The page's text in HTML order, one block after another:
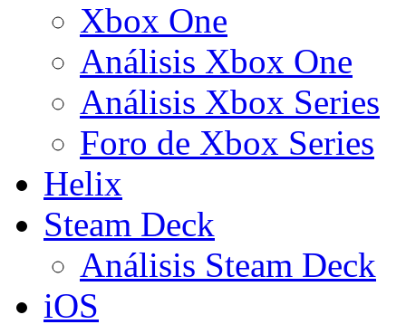
Xbox One
Análisis Xbox One
Análisis Xbox Series
Foro de Xbox Series
Helix
Steam Deck
Análisis Steam Deck
iOS